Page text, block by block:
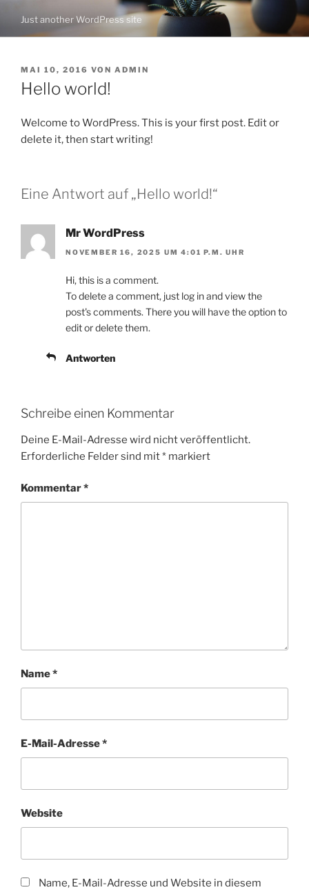
Inhalt
springen
Just another WordPress site
VERÖFFENTLICHT
AM
MAI 10, 2016 VON ADMIN
Hello world!
Welcome to WordPress. This is your first post. Edit or
delete it, then start writing!
Eine Antwort auf „Hello world!“
Mr WordPress
NOVEMBER 16, 2025 UM 4:01 P.M. UHR
Hi, this is a comment.
To delete a comment, just log in and view the
post's comments. There you will have the option to
edit or delete them.
Antworten
Schreibe einen Kommentar
Deine E-Mail-Adresse wird nicht veröffentlicht.
Erforderliche Felder sind mit* markiert
Kommentar*
Name*
E-Mail-Adresse*
Website
Name, E-Mail-Adresse und Website in diesem